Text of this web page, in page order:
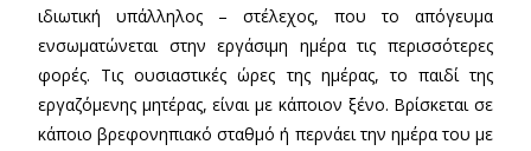
ιδιωτική υπάλληλος – στέλεχος, που το απόγευμα
ενσωματώνεται στην εργάσιμη ημέρα τις περισσότερες
φορές. Τις ουσιαστικές ώρες της ημέρας, το παιδί της
εργαζόμενης μητέρας, είναι με κάποιον ξένο. Βρίσκεται σε
κάποιο βρεφονηπιακό σταθμό ή περνάει την ημέρα του με